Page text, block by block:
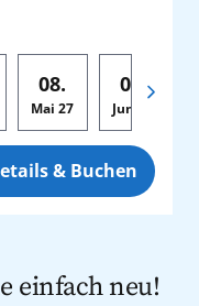
08.
Mai 27
05.
Jun.
& Buchen
einfach neu!